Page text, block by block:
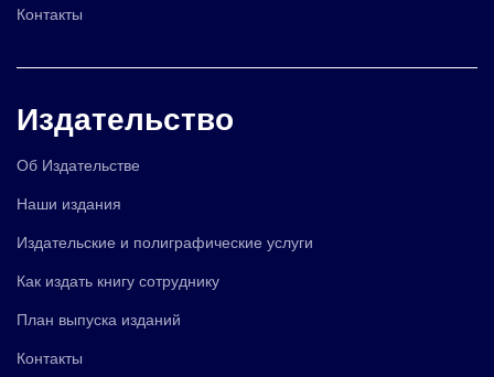
Контакты
Издательство
Об Издательстве
Наши издания
Издательские и полиграфические услуги
Как издать книгу сотруднику
План выпуска изданий
Контакты